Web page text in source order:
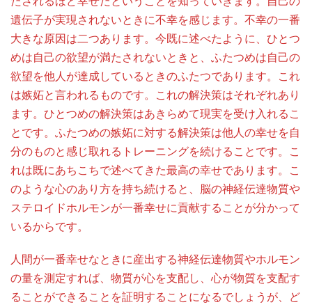
遺伝子が実現されないときに不幸を感じます。不幸の一番
大きな原因は二つあります。今既に述べたように、ひとつ
めは自己の欲望が満たされないときと、ふたつめは自己の
欲望を他人が達成しているときのふたつであります。これ
は嫉妬と言われるものです。これの解決策はそれぞれあり
ます。ひとつめの解決策はあきらめて現実を受け入れるこ
とです。ふたつめの嫉妬に対する解決策は他人の幸せを自
分のものと感じ取れるトレーニングを続けることです。こ
れは既にあちこちで述べてきた最高の幸せであります。こ
のような心のあり方を持ち続けると、脳の神経伝達物質や
ステロイドホルモンが一番幸せに貢献することが分かって
いるからです。
人間が一番幸せなときに産出する神経伝達物質やホルモン
の量を測定すれば、物質が心を支配し、心が物質を支配す
ることができることを証明することになるでしょうが、ど